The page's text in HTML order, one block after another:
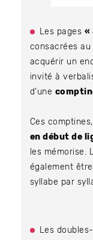
Les pages «
consacrées au
acquérir un
invité à
d’une
Ces
en début de
les mémorise.
également
syllabe par
Les